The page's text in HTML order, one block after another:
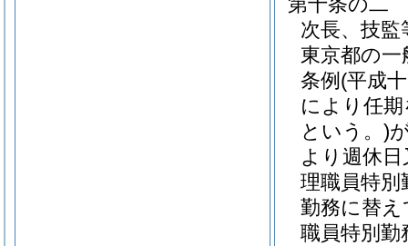
次長、技
東京都の
条例 (平成
により任
という。)
より週休
理職員特別
勤務に替
職員特別